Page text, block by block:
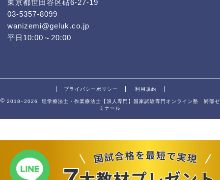
東京都世田谷区砧6-27-19
03-5357-8099
wanizemi@geluk.co.jp
平日10:00～20:00
プライバシーポリシー 利用規約
2018–2026 理学療法士・作業療法士【浪人専門】国家試験専門オンライン塾 鰐部ゼ
ミナール